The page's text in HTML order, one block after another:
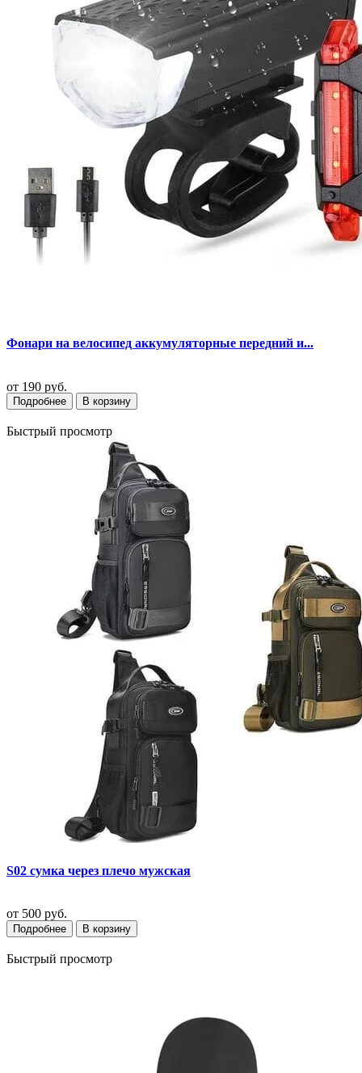
Фонари на велосипед аккумуляторные передний и...
от 190 руб.
Подробнее В корзину
Быстрый просмотр
S02 сумка через плечо мужская
от 500 руб.
Подробнее В корзину
Быстрый просмотр